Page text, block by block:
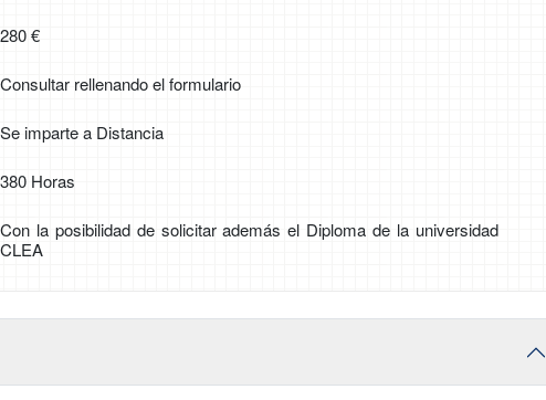
280 €
Consultar rellenando el formulario
Se imparte a Distancia
380 Horas
Con la posibilidad de solicitar además el Diploma de la universidad
CLEA